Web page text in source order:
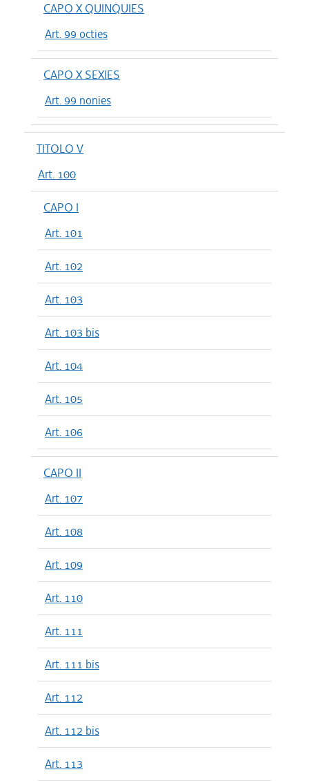
CAPO X QUINQUIES
Art. 99 octies
CAPO X SEXIES
Art. 99 nonies
TITOLO V
Art. 100
CAPO I
Art. 101
Art. 102
Art. 103
Art. 103 bis
Art. 104
Art. 105
Art. 106
CAPO II
Art. 107
Art. 108
Art. 109
Art. 110
Art. 111
Art. 111 bis
Art. 112
Art. 112 bis
Art. 113